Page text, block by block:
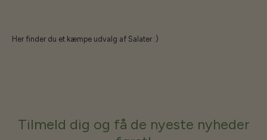
Her finder du et kæmpe udvalg af Salater :)
Tilmeld dig og få de nyeste nyheder